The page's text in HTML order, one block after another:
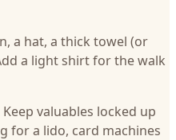
a hat, a thick towel (or
a light shirt for the walk
valuables locked up
for a lido, card machines